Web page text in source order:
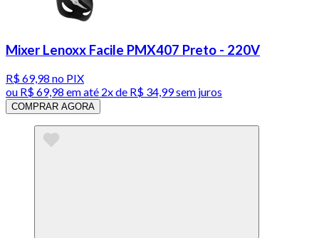
Mixer Lenoxx Facile PMX407 Preto - 220V
R$ 69,98 no PIX
ou R$ 69,98 em até 2x de R$ 34,99 sem juros
COMPRAR AGORA